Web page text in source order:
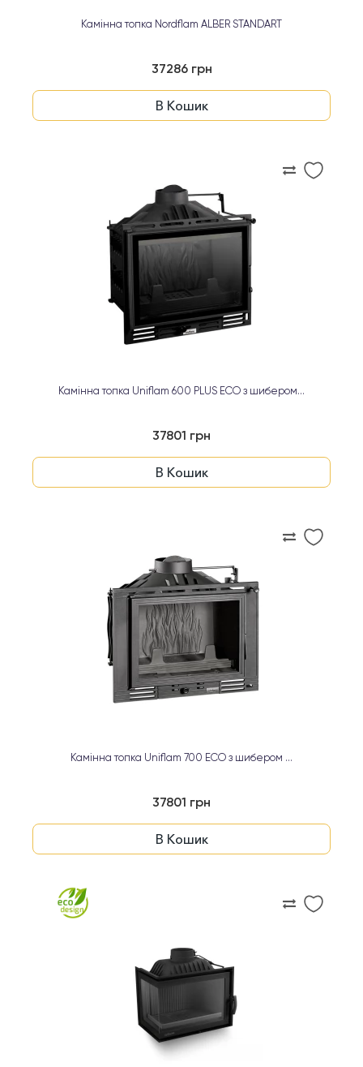
Камінна топка Nordflam ALBER STANDART
37286 грн
В Кошик
Камінна топка Uniflam 600 PLUS ECO з шибером...
37801 грн
В Кошик
Камінна топка Uniflam 700 ECO з шибером ...
37801 грн
В Кошик